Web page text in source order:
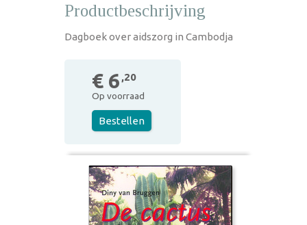
Productbeschrijving
Dagboek over aidszorg in Cambodja
€ 6 ,20
Op voorraad
Bestellen